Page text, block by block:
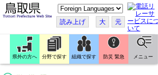
こ
の
ペ
ー
ジ
翻
訳
す
読み上げ 大 元
県外の方へ 分野で探す 組織で探す 防災 緊急 メニュー